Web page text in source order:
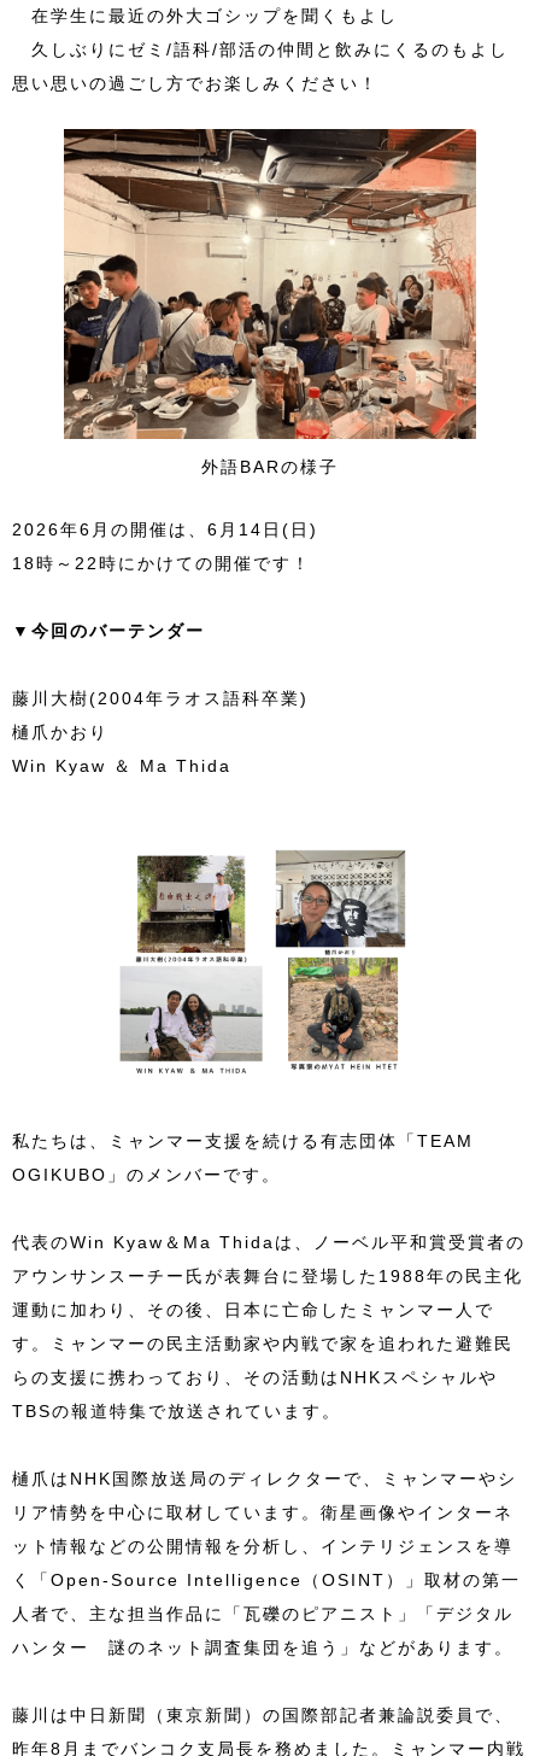
在学生に最近の外大ゴシップを聞くもよし
久しぶりにゼミ/語科/部活の仲間と飲みにくるのもよし
思い思いの過ごし方でお楽しみください！
外語BARの様子
2026年6月の開催は、6月14日(日)
18時～22時にかけての開催です！
▼今回のバーテンダー
藤川大樹(2004年ラオス語科卒業)
樋爪かおり
Win Kyaw ＆ Ma Thida
私たちは、ミャンマー支援を続ける有志団体「TEAM
OGIKUBO」のメンバーです。
代表のWin Kyaw＆Ma Thidaは、ノーベル平和賞受賞者の
アウンサンスーチー氏が表舞台に登場した1988年の民主化
運動に加わり、その後、日本に亡命したミャンマー人で
す。ミャンマーの民主活動家や内戦で家を追われた避難民
らの支援に携わっており、その活動はNHKスペシャルや
TBSの報道特集で放送されています。
樋爪はNHK国際放送局のディレクターで、ミャンマーやシ
リア情勢を中心に取材しています。衛星画像やインターネ
ット情報などの公開情報を分析し、インテリジェンスを導
く「Open-Source Intelligence（OSINT）」取材の第一
人者で、主な担当作品に「瓦礫のピアニスト」「デジタル
ハンター 謎のネット調査集団を追う」などがあります。
藤川は中日新聞（東京新聞）の国際部記者兼論説委員で、
昨年8月までバンコク支局長を務めました。ミャンマー内戦